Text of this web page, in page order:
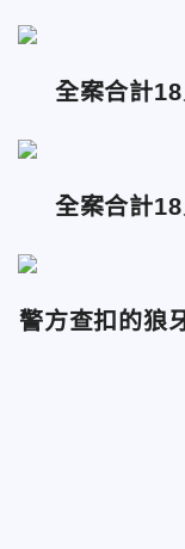
全案合計
全案合計
警方查扣的狼